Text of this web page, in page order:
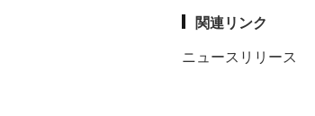
関連リンク
ニュースリリース